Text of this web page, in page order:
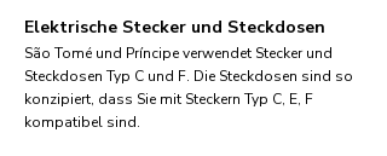
Elektrische Stecker und Steckdosen
São Tomé und Príncipe verwendet Stecker und
Steckdosen Typ C und F. Die Steckdosen sind so
konzipiert, dass Sie mit Steckern Typ C, E, F
kompatibel sind.